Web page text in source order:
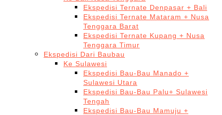
Ekspedisi Ternate Denpasar + Bali
Ekspedisi Ternate Mataram + Nusa
Tenggara Barat
Ekspedisi Ternate Kupang + Nusa
Tenggara Timur
Ekspedisi Dari Baubau
Ke Sulawesi
Ekspedisi Bau-Bau Manado +
Sulawesi Utara
Ekspedisi Bau-Bau Palu+ Sulawesi
Tengah
Ekspedisi Bau-Bau Mamuju +